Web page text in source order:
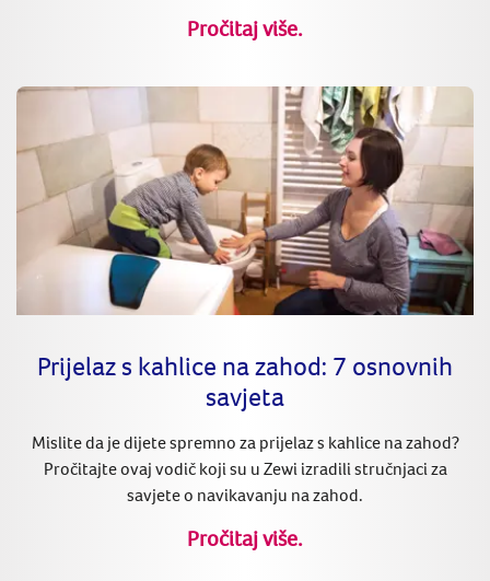
Pročitaj više.
Prijelaz s kahlice na zahod: 7 osnovnih
savjeta
Mislite da je dijete spremno za prijelaz s kahlice na zahod?
Pročitajte ovaj vodič koji su u Zewi izradili stručnjaci za
savjete o navikavanju na zahod.
Pročitaj više.